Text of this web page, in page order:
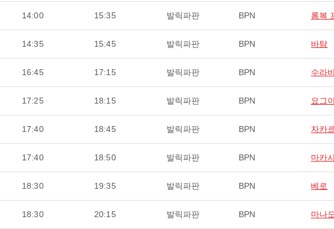
14:00 15:35 발릭파판 BPN 롬복
14:35 15:45 발릭파판 BPN 바탐
16:45 17:15 발릭파판 BPN 수라
17:25 18:15 발릭파판 BPN 요그
17:40 18:45 발릭파판 BPN 자카
17:40 18:50 발릭파판 BPN 마카
18:30 19:35 발릭파판 BPN 베로
18:30 20:15 발릭파판 BPN 마나